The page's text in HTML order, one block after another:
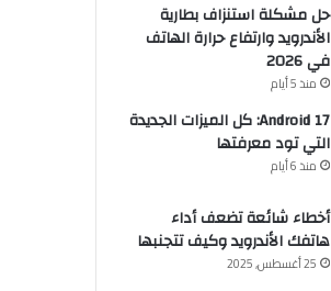
حل مشكلة استنزاف بطارية
الأندرويد وارتفاع حرارة الهاتف
في 2026
منذ 5 أيام
Android 17: كل الميزات الجديدة
التي تود معرفتها
منذ 6 أيام
أخطاء شائعة تضعف أداء
هاتفك الأندرويد وكيف تتجنبها
25 أغسطس, 2025